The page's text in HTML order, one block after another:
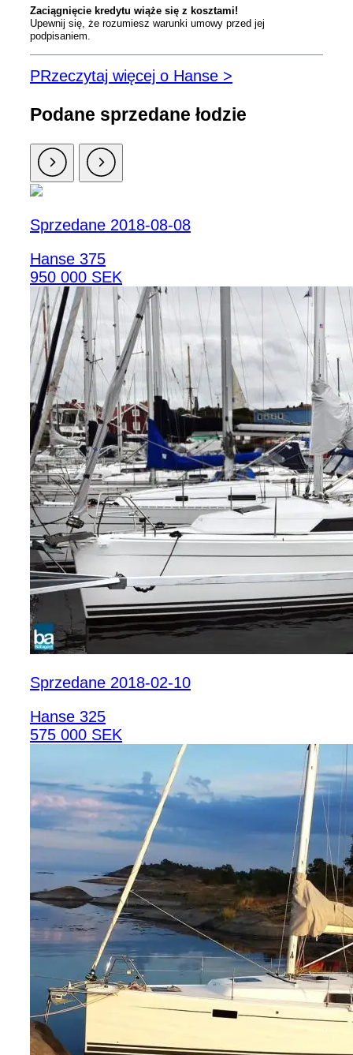
Zaciągnięcie kredytu wiąże się z kosztami!
Upewnij się, że rozumiesz warunki umowy przed jej
podpisaniem.
PRzeczytaj więcej o Hanse >
Podane sprzedane łodzie
Sprzedane 2018-08-08
Hanse 375
950 000 SEK
Sprzedane 2018-02-10
Hanse 325
575 000 SEK